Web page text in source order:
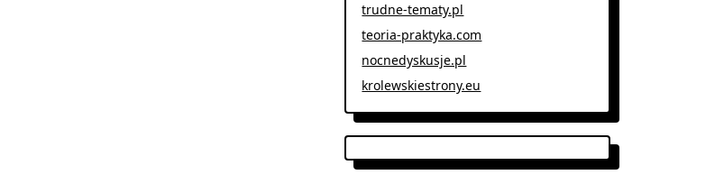
trudne-tematy.pl
teoria-praktyka.com
nocnedyskusje.pl
krolewskiestrony.eu